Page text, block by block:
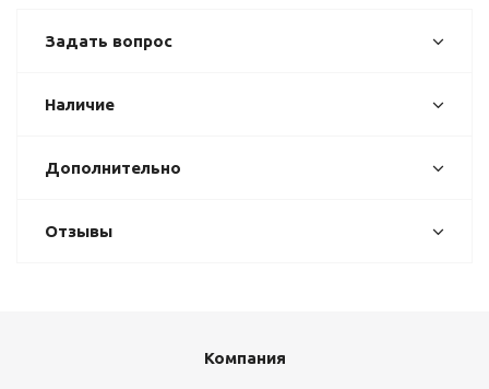
Задать вопрос
Наличие
Дополнительно
Отзывы
Компания